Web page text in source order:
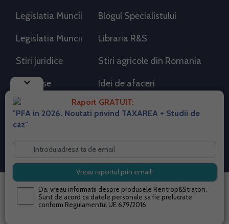
keyboard_arrow_down
Raport GRATUIT:
"PFA in 2026. Noutati privind TAXAREA + Studii de
caz"
Da, vreau informatii despre produsele Rentrop&Straton.
Sunt de acord ca datele personale sa fie prelucrate
conform Regulamentul UE 679/2016
Legislatia Muncii Blogul Specialistului
Legislatia Muncii Libraria R&S
Stiri juridice Stiri agricole din Romania
AdSense Idei de afaceri
RSS Flux RSS 2.0
Despre cookies
Termeni si conditii
Contact
© 2026 portalpfa.ro. Toate drepturile rezervate.